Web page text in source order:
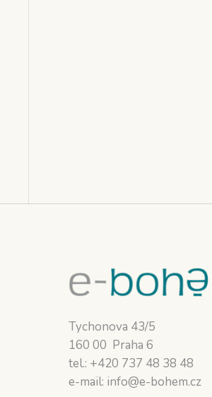
Tychonova 43/5
160 00 Praha 6
tel.: +420 737 48 38 48
e-mail: info@e-bohem.cz